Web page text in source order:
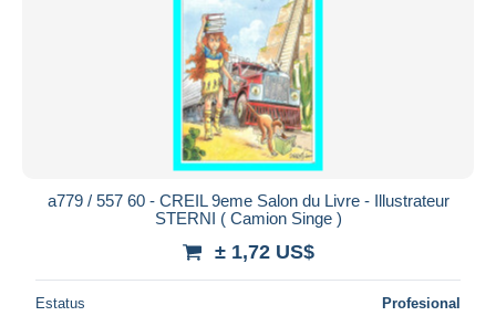
Transferencia bancaria
Mastercard
Bancontact
iDeal
Maestro
Residencia del vendedor
a779 / 557 60 - CREIL 9eme Salon du Livre - Illustrateur
STERNI ( Camion Singe )
± 1,72 US$
Estatus Profesional